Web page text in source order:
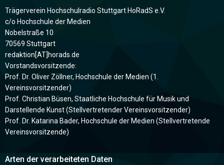
Trägerverein Hochschulradio Stuttgart HoRadS e.V.
c/o Hochschule der Medien
Nobelstraße 10
70569 Stuttgart
redaktion[AT]horads.de
Vorstandsvorsitzende:
Prof. Dr. Oliver Zöllner, Hochschule der Medien (1.
Vereinsvorsitzender)
Prof. Christian Büsen, Staatliche Hochschule für Musik und
Darstellende Kunst (Stellvertretender Vereinsvorsitzender)
Prof. Dr. Katarina Bader, Hochschule der Medien (Stellvertretende
Vereinsvorsitzende)
Arten der verarbeiteten Daten